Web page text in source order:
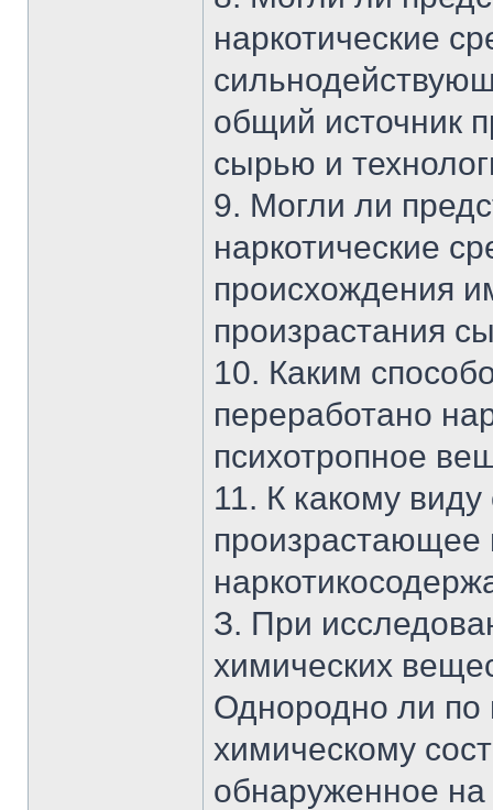
наркотические
общий источник
сырью и
9. Могли ли
наркотические
происхождения
произрастания
10. Каким
переработано
психотропное
11. К какому
произрастающее
З. При
химических
Однородно ли по
химическому
обнаруженное